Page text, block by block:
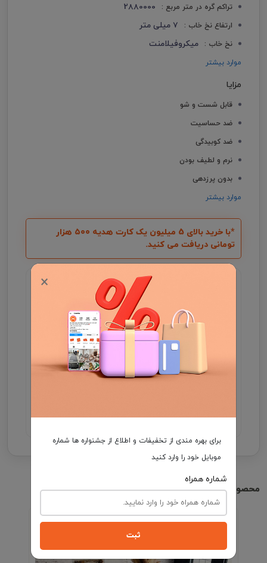
تراکم گره در متر مربع : 2880000
ارتفاع نخ خاب : 7 میلی متر
نخ خاب : میکروفیلامنت
موارد بیشتر
مزایا
قابل شست و شو
ضد حساسیت
ضد کوبیدگی
نرم و لطیف بودن
بدون پرزدهی
موارد بیشتر
*با خرید بالای 5 میلیون یک کارت هدیه ۵۰۰ هزار
تومانی دریافت می کنید.
گارانتی اصالت و سلامت فیزیکی کالا
جهت اطلاع از موجودی و ثبت سفارش میتوانید با شماره
09931046355 در واتساپ ارتباط برقرار کنید .
7 روز کاری و در غیر این صورت ۲5 الی 35 روز کاری
محصولات مشابه
×
برای بهره مندی از تخفیفات و اطلاع از جشنواره ها شماره
موبایل خود را وارد کنید
شماره همراه
ثبت